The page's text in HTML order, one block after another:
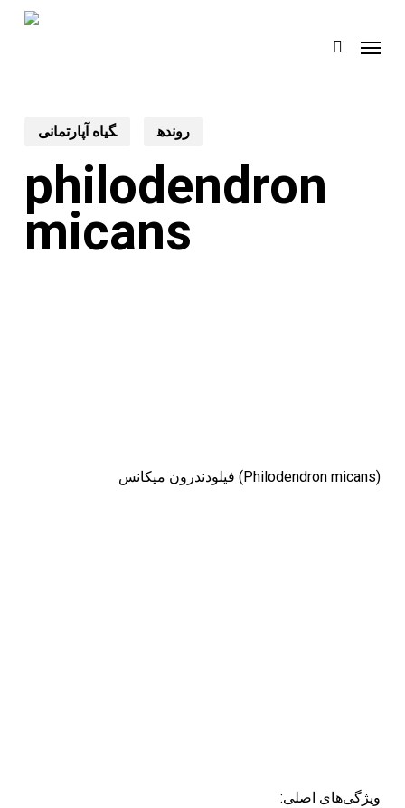
Skip
search
رونده گیاه آپارتمانی
philodendron
micans
فیلودندرون میکانس (Philodendron micans)
:ویژگی‌های اصلی